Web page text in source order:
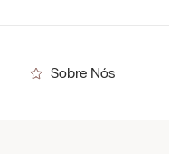
Sobre Nós